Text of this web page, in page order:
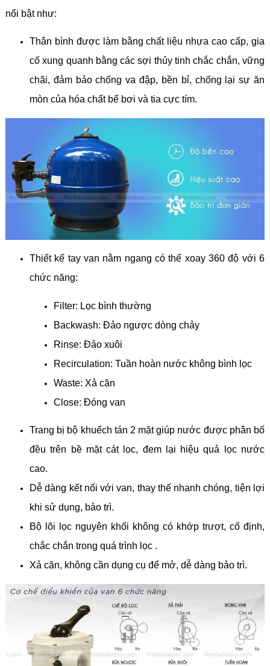
nổi bật như:
Thân bình được làm bằng chất liệu nhựa cao cấp, gia
cố xung quanh bằng các sợi thủy tinh chắc chắn, vững
chãi, đảm bảo chống va đập, bền bỉ, chống lại sự ăn
mòn của hóa chất bể bơi và tia cực tím.
Thiết kế tay van nằm ngang có thể xoay 360 độ với 6
chức năng:
Filter: Lọc bình thường
Backwash: Đảo ngược dòng chảy
Rinse: Đảo xuôi
Recirculation: Tuần hoàn nước không bình lọc
Waste: Xả cặn
Close: Đóng van
Trang bị bộ khuếch tán 2 mặt giúp nước được phân bố
đều trên bề mặt cát lọc, đem lại hiệu quả lọc nước
cao.
Dễ dàng kết nối với van, thay thế nhanh chóng, tiện lợi
khi sử dụng, bảo trì.
Bộ lõi lọc nguyên khối không có khớp trượt, cố định,
chắc chắn trong quá trình lọc .
Xả cặn, không cần dụng cụ để mở, dễ dàng bảo trì.